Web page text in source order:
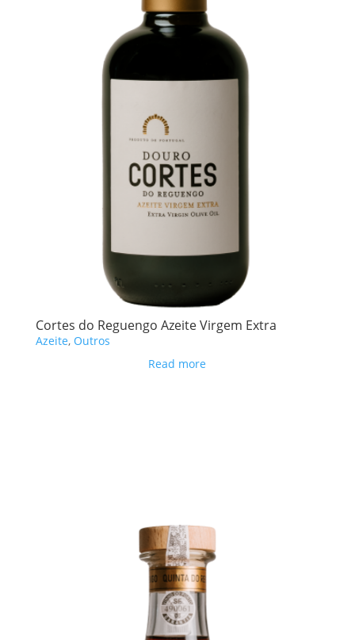
Cortes do Reguengo Azeite Virgem Extra
Azeite, Outros
Read more